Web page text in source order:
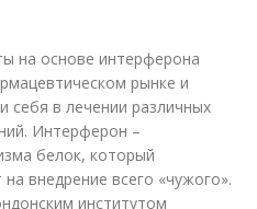
на основе интерферона
рынке и
себя в лечении различных
Интерферон –
белок, который
внедрение всего «чужого».
институтом